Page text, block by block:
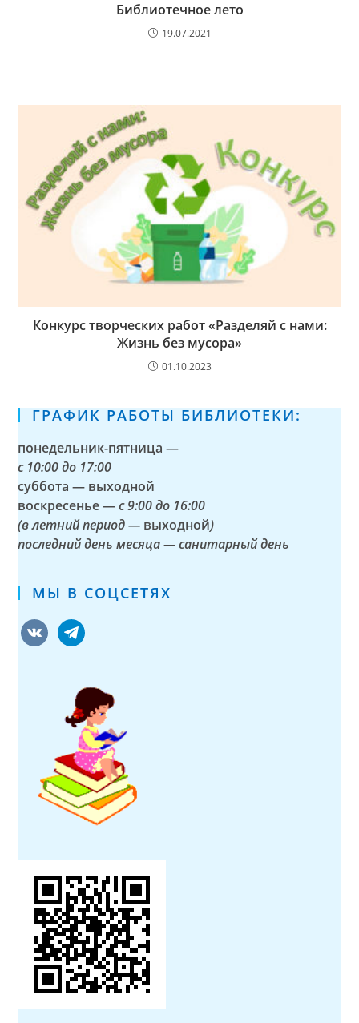
Библиотечное лето
19.07.2021
Конкурс творческих работ «Разделяй с нами:
Жизнь без мусора»
01.10.2023
ГРАФИК РАБОТЫ БИБЛИОТЕКИ:
понедельник-пятница —
с 10:00 до 17:00
суббота — выходной
воскресенье —с 9:00 до 16:00
(в летний период — выходной)
последний день месяца — санитарный день
МЫ В СОЦСЕТЯХ
vkontaktetelegram